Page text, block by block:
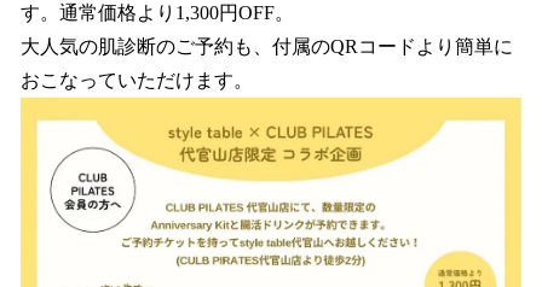
す。通常価格より1,300円OFF。
大人気の肌診断のご予約も、付属のQRコードより簡単に
おこなっていただけます。